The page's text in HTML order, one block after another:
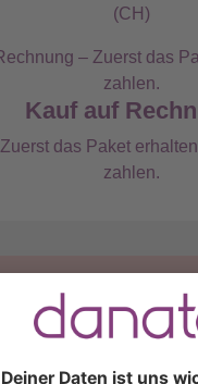
(CH)
Kauf auf
Zuerst das Paket
zahlen.
Du hast eine
+49 (0) 511 51
schreib uns eine